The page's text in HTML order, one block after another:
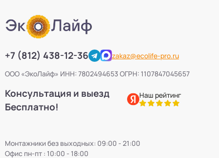
+7 (812) 438-12-36
zakaz@ecolife-pro.ru
ООО «ЭкоЛайф» ИНН: 7802494653 ОГРН: 1107847045657
Консультация и выезд
Бесплатно!
Наш рейтинг
Монтажники без выходных: 09:00 - 21:00
Офис пн-пт : 10:00 - 18:00